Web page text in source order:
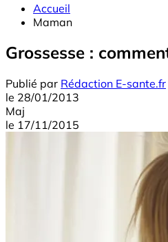
Accueil
Maman
Grossesse :
Publié par Rédaction E-sante.fr
le 28/01/2013
Maj
le 17/11/2015